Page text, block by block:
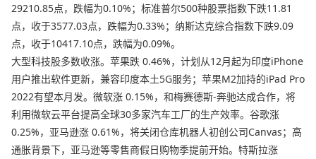
29210.85点，跌幅为0.10%；标准普尔500种股票指数下跌11.81
点，收于3577.03点，跌幅为0.33%；纳斯达克综合指数下跌9.09
点，收于10417.10点，跌幅为0.09%。
大型科技股多数收涨。苹果跌 0.46%，计划从12月起为印度iPhone
用户推出软件更新，兼容印度本土5G服务；苹果M2加持的iPad Pro
2022有望本月发。微软涨 0.15%，和梅赛德斯-奔驰达成合作，将
利用微软云平台提高全球30多家汽车工厂的生产效率。谷歌涨
0.25%，亚马逊涨 0.61%，将关闭仓库机器人初创公司Canvas；高
通胀背景下，亚马逊等零售商假日购物季提前开始。特斯拉涨